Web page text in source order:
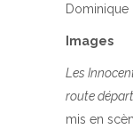
Images
Les
route
mis en